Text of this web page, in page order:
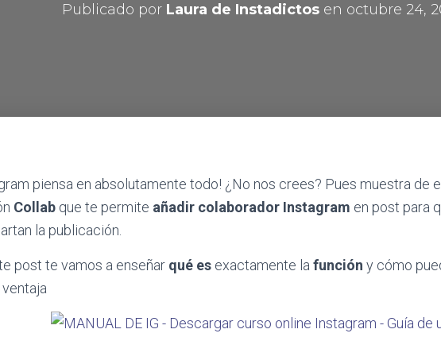
Publicado por Laura de Instadictos en octubre 24,
piensa en absolutamente todo! ¿No nos crees? Pues muestra de
Collab que te permite añadir colaborador Instagram en post para
la publicación.
post te vamos a enseñar qué es exactamente la función y cómo